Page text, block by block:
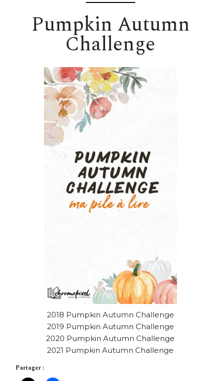
Pumpkin Autumn
Challenge
2018 Pumpkin Autumn Challenge
2019 Pumpkin Autumn Challenge
2020 Pumpkin Autumn Challenge
2021 Pumpkin Autumn Challenge
Partager :